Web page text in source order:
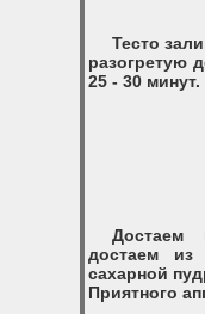
Тесто
разогретую
25 - 30 минут.
Достаем
достаем
сахарной
Приятного